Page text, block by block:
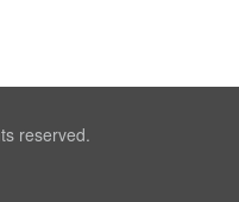
reserved.